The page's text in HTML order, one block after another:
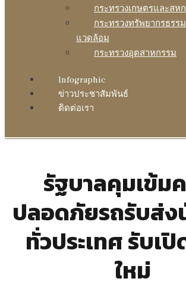
กระทรวงเกษตรและสห
กระทรวงทรัพยากรธรร
แวดล้อม
กระทรวงอุตสาหกรรม
Infographic
ข่าวประชาสัมพันธ์
ติดต่อเรา
รัฐบาลคุมเข้ม
ปลอดภัยรถรับส่ง
ทั่วประเทศ รับเ
ใหม่